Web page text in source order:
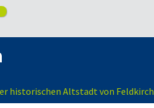
historischen Altstadt von Feldkirch